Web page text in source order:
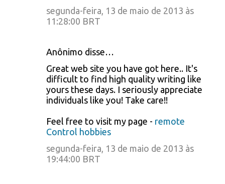
segunda-feira, 13 de maio de 2013 às
11:28:00 BRT
Anônimo disse…
Great web site you have got here.. It's
difficult to find high quality writing like
yours these days. I seriously appreciate
individuals like you! Take care!!
Feel free to visit my page - remote
Control hobbies
segunda-feira, 13 de maio de 2013 às
19:44:00 BRT